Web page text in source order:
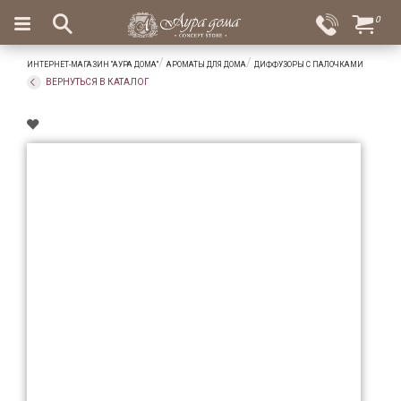
Вход
Избранное
×
Салоны
Доставка
Оплата
Подарки
0
ИНТЕРНЕТ-МАГАЗИН "АУРА ДОМА" АРОМАТЫ ДЛЯ ДОМА ДИФФУЗОРЫ С ПАЛОЧКАМИ
ВЕРНУТЬСЯ В КАТАЛОГ